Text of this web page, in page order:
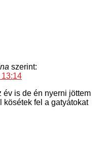
szerint:
13:14
év is de én nyerni jöttem
kösétek fel a gatyátokat